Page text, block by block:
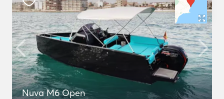
Nuva M6 Open